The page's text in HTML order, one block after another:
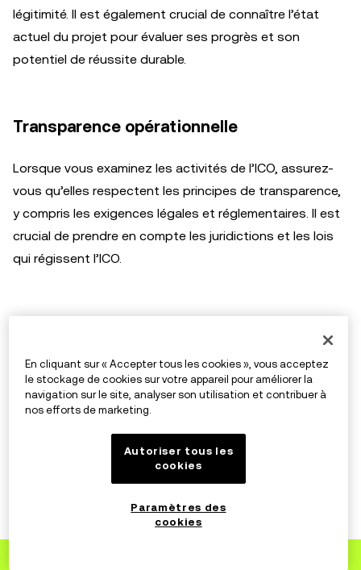
légitimité. Il est également crucial de connaître l’état
actuel du projet pour évaluer ses progrès et son
potentiel de réussite durable.
Transparence opérationnelle
Lorsque vous examinez les activités de l’ICO, assurez-
vous qu’elles respectent les principes de transparence,
y compris les exigences légales et réglementaires. Il est
crucial de prendre en compte les juridictions et les lois
qui régissent l’ICO.
Évaluez les problèmes auxquels l’ICO vise à s’attaquer et
la viabilité de la résolution proposée. La taille et le
potentiel de croissance du marché visé sont des
éléments essentiels pour anticiper le succès probable
Exemples réels d’arnaque par
En cliquant sur « Accepter tous les cookies », vous acceptez
le stockage de cookies sur votre appareil pour améliorer la
navigation sur le site, analyser son utilisation et contribuer à
nos efforts de marketing.
Autoriser tous les
cookies
Paramètres des
cookies